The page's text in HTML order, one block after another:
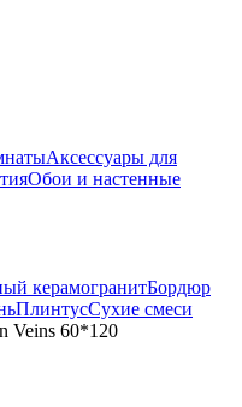
Аксессуары для
Обои и настенные
керамогранитБордюр
ПлинтусСухие смеси
Veins 60*120